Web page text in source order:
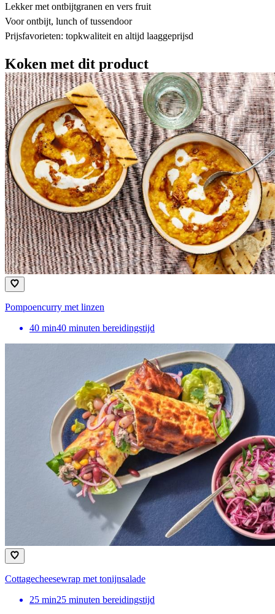
Lekker met ontbijtgranen en vers fruit
Voor ontbijt, lunch of tussendoor
Prijsfavorieten: topkwaliteit en altijd laaggeprijsd
Koken met dit product
Pompoencurry met linzen
40 min40 minuten bereidingstijd
Cottagecheesewrap met tonijnsalade
25 min25 minuten bereidingstijd